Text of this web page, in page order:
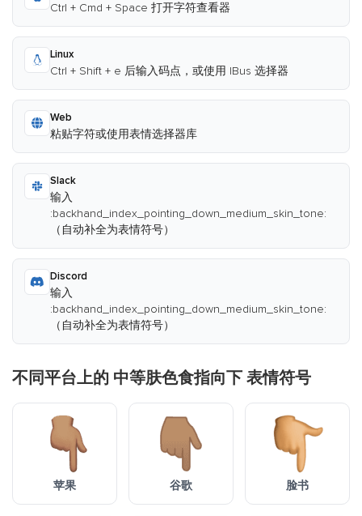
Ctrl + Cmd + Space 打开字符查看器
Linux
Ctrl + Shift + e 后输入码点，或使用 IBus 选择器
Web
粘贴字符或使用表情选择器库
Slack
输入
:backhand_index_pointing_down_medium_skin_tone:
（自动补全为表情符号）
Discord
输入
:backhand_index_pointing_down_medium_skin_tone:
（自动补全为表情符号）
不同平台上的 中等肤色食指向下 表情符号
苹果 谷歌 脸书